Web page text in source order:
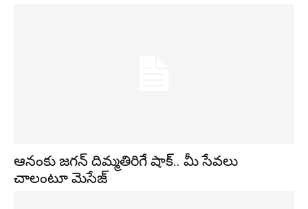
ఆనంకు జగన్ దిమ్మతిరిగే షాక్.. మీ సేవలు
చాలంటూ మెసేజ్